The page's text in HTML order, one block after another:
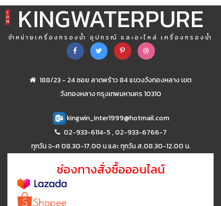
C
O
M KINGWATERPURE
จำหน่ายเครื่องกรองน้ำ อุปกรณ์ และอะไหล่ เครื่องกรองน้ำ
188/23 - 24 ซอย ลาดพร้าว 84 แขวงวังทองหลาง เขต
วังทองหลาง กรุงเทพมหานคร 10310
kingwin_inter1999@hotmail.com
02-933-6114-5,02-933-6766-7
ทุกวัน จ-ศ 08.30-17.00 น และ ทุกวัน ส.08.30-12.00 น.
ช่องทางสั่งซื้อออนไลน์